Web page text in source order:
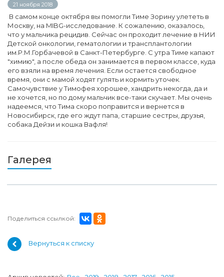
21 ноября 2018
В самом конце октября вы помогли Тиме Зорину улететь в
Москву, на MIBG-исследование. К сожалению, оказалось,
что у мальчика рецидив. Сейчас он проходит лечение в НИИ
Детской онкологии, гематологии и трансплантологии
им.Р.М.Горбачевой в Санкт-Петербурге. С утра Тиме капают
"химию", а после обеда он занимается в первом классе, куда
его взяли на время лечения. Если остается свободное
время, они с мамой ходят гулять и кормить уточек.
Самочувствие у Тимофея хорошее, хандрить некогда, да и
не хочется, но по дому мальчик все-таки скучает. Мы очень
надеемся, что Тима скоро поправится и вернется в
Новосибирск, где его ждут папа, старшие сестры, друзья,
собака Дейзи и кошка Вафля!
Галерея
Поделиться ссылкой:
Вернуться к списку